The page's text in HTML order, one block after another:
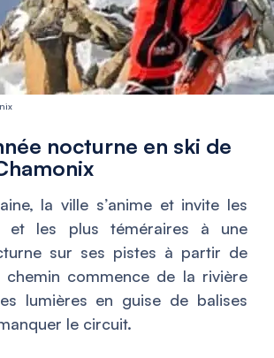
nocturne en ski de
la ville s’anime et invite les
et les plus téméraires à une
sur ses pistes à partir de
commence de la rivière
lumières en guise de balises
le circuit.